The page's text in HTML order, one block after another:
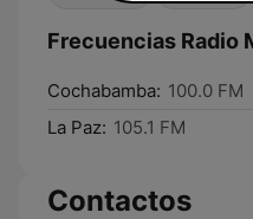
Frecuencias Radio
Cochabamba: 100.0 FM
La Paz: 105.1 FM
Contactos